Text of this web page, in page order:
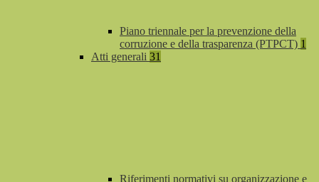
Piano triennale per la prevenzione della
corruzione e della trasparenza (PTPCT) 1
Atti generali 31
Riferimenti normativi su organizzazione e